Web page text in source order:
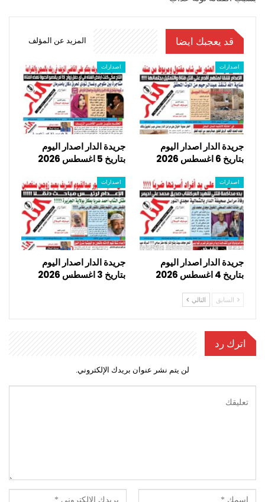
قد يعجبك ايضا المزيد عن المؤلف
اصدارات
جريدة الدار اصدار اليوم
بتاريخ 6 اغسطس 2026
اصدارات
جريدة الدار اصدار اليوم
بتاريخ 5 اغسطس 2026
اصدارات
جريدة الدار اصدار اليوم
بتاريخ 4 اغسطس 2026
اصدارات
جريدة الدار اصدار اليوم
بتاريخ 3 اغسطس 2026
السابق التالي
اترك رد
لن يتم نشر عنوان بريدك الإلكتروني.